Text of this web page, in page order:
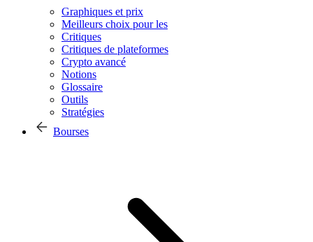
Graphiques et prix
Meilleurs choix pour les
Critiques
Critiques de plateformes
Crypto avancé
Notions
Glossaire
Outils
Stratégies
Bourses